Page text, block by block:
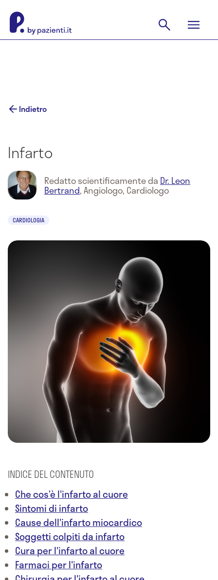
Indietro
Infarto
Redatto scientificamente da Dr. Leon
Bertrand,Angiologo, Cardiologo
CARDIOLOGIA
INDICE DEL CONTENUTO
Che cos’è l'infarto al cuore
Sintomi di infarto
Cause dell'infarto miocardico
Soggetti colpiti da infarto
Cura per l'infarto al cuore
Farmaci per l'infarto